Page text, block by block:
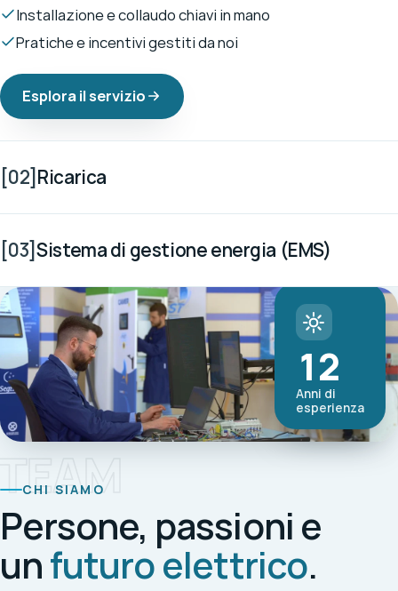
Installazione e collaudo chiavi in mano
Pratiche e incentivi gestiti da noi
Esplora il servizio
[02] Ricarica
[03]Sistema di gestione energia (EMS)
12
Anni di
esperienza
CHI SIAMO
Persone, passioni e
unfuturo elettrico.